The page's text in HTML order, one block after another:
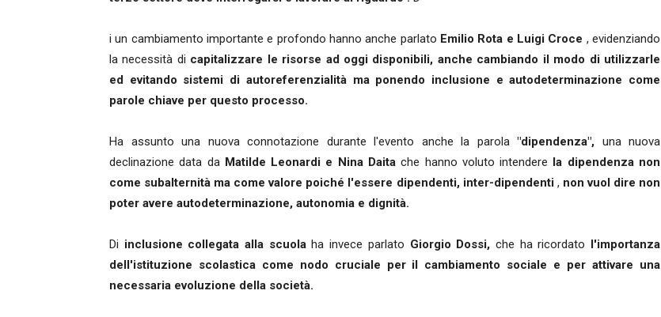
i un cambiamento importante e profondo hanno anche parlato Emilio Rota e Luigi Croce , evidenziando
la necessità di capitalizzare le risorse ad oggi disponibili, anche cambiando il modo di utilizzarle
ed evitando sistemi di autoreferenzialità ma ponendo inclusione e autodeterminazione come
parole chiave per questo processo.
Ha assunto una nuova connotazione durante l'evento anche la parola "dipendenza", una nuova
declinazione data da Matilde Leonardi e Nina Daita che hanno voluto intendere
la dipendenza non
come subalternità ma come valore poiché l'essere dipendenti, inter-dipendenti, non vuol dire non
poter avere autodeterminazione, autonomia e dignità.
Di inclusione collegata alla scuolaha invece parlato Giorgio Dossi, che ha ricordato
l'importanza
dell'istituzione scolastica come nodo cruciale per il cambiamento sociale e per attivare una
necessaria evoluzione della società.